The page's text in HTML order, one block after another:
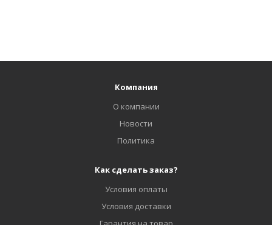
Компания
О компании
Новости
Политика
Как сделать заказ?
Условия оплаты
Условия доставки